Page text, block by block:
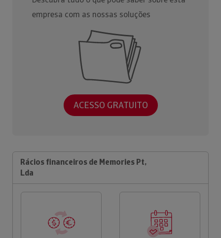
empresa com as nossas soluções
ACESSO GRATUITO
Rácios financeiros de Memories Pt,
Lda